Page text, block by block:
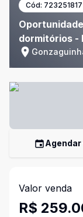
Cód: 723251817
dormitórios -
Valor venda
R$